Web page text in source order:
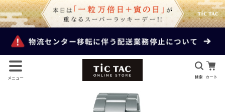
メニュー 検索 カート